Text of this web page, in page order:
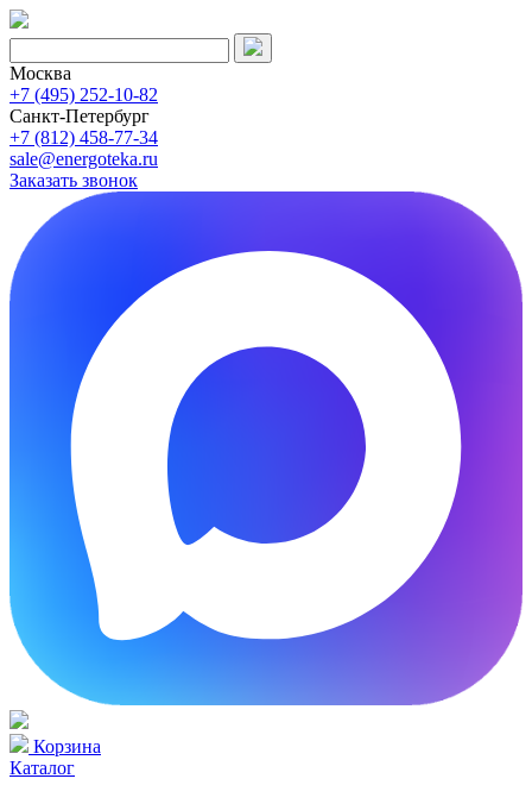
Москва
+7 (495) 252-10-82
Санкт-Петербург
+7 (812) 458-77-34
sale@energoteka.ru
Заказать звонок
Корзина
Каталог